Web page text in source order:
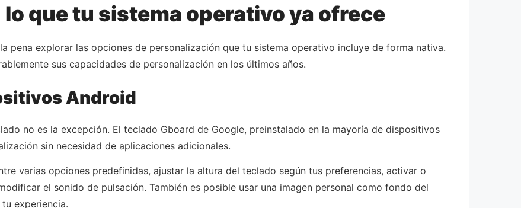
que tu sistema operativo ya ofrece
pena explorar las opciones de personalización que tu sistema operativo incluye de forma nativa.
sus capacidades de personalización en los últimos años.
Android
no es la excepción. El teclado Gboard de Google, preinstalado en la mayoría de dispositivos
sin necesidad de aplicaciones adicionales.
varias opciones predefinidas, ajustar la altura del teclado según tus preferencias, activar o
el sonido de pulsación. También es posible usar una imagen personal como fondo del
experiencia.